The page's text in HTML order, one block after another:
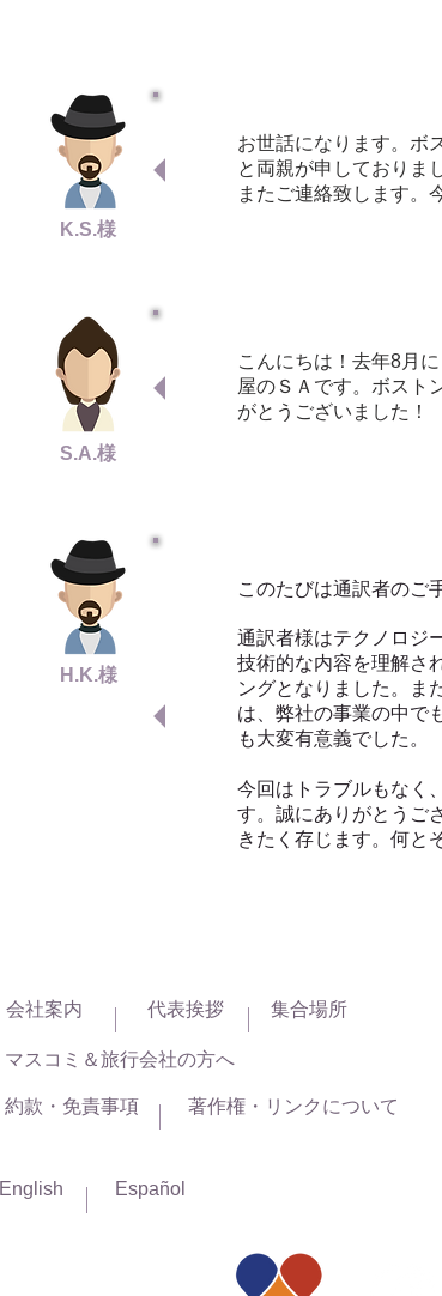
お世話になります。ボ
と両親が申しておりま
またご連絡致します。
K.S.様
S.A.様
こんにちは！去年8月
屋のＳＡです。ボスト
がとうございました！
このたびは通訳者のご
通訳者様はテクノロジ
技術的な内容を理解さ
ングとなりました。ま
は、弊社の事業の中で
も大変有意義でした。
今回はトラブルもなく
す。誠にありがとうご
きたく存じます。何と
H.K.様
会社案内 代表挨拶 集合場所
マスコミ＆旅行会社の方へ
約款・免責事項 著作権・リンクについて
English Español